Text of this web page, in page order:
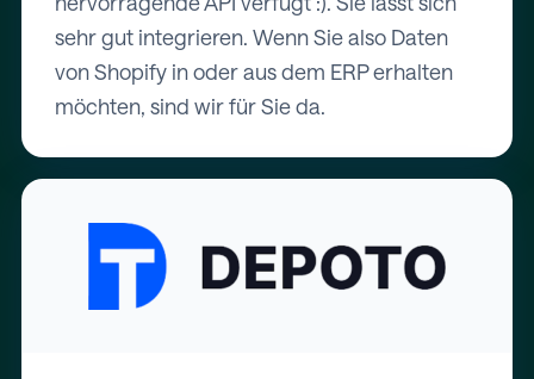
sehr gut integrieren. Wenn Sie also Daten
von Shopify in oder aus dem ERP erhalten
möchten, sind wir für Sie da.